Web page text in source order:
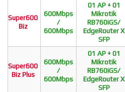
Super600
Biz
600Mbps
/
600Mbps
01 AP + 01
Mikrotik
RB760iGS/
EdgeRouter X
SFP
Super600
Biz Plus
600Mbps
/
600Mbps
01 AP + 01
Mikrotik
RB760iGS/
EdgeRouter X
SFP